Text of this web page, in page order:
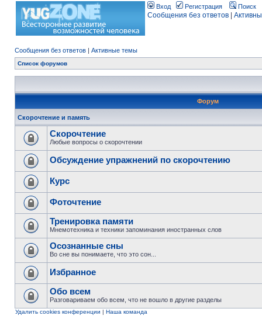
Вход Регистрация Поиск
Сообщения без ответов
Сообщения без ответов | Активные темы
Список форумов
Форум
Скорочтение и память
Скорочтение
Любые вопросы о скорочтении
Обсуждение упражнений по скорочтению
Курс
Фоточтение
Тренировка памяти
Мнемотехника и техники запоминания иностранных слов
Осознанные сны
Во сне вы понимаете, что это сон...
Избранное
Обо всем
Разговариваем обо всем, что не вошло в другие разделы
Удалить cookies конференции | Наша команда